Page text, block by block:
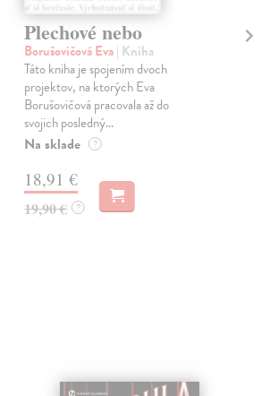
Plechové nebo
Borušovičová Eva| Kniha
Táto kniha je spojením dvoch
projektov, na ktorých Eva
Borušovičová pracovala až do
svojich posledný...
Na sklade ?
18,91 €
19,90 € ?